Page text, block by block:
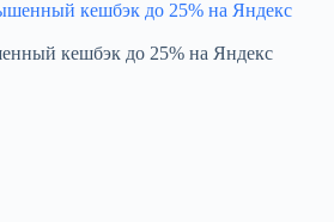
кешбэк до 25% на Яндекс